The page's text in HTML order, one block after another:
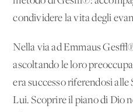
condividere la vita degli
Nella via ad Emmaus
ascoltando le loro
era successo riferendosi
Lui. Scoprire il piano di Dio